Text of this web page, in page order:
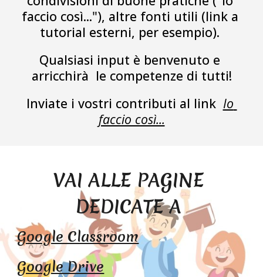
faccio così..."), altre fonti utili (link a
tutorial esterni, per esempio).
Qualsiasi input è benvenuto e
arricchirà  le competenze di tutti!
Inviate i vostri contributi al link Io
faccio così...
VAI ALLE PAGINE
DEDICATE A
Google Classroom
Google Drive